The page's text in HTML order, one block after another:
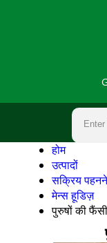
होम
उत्पादों
सक्रिय पहनने
मेन्स हूडिज़
पुरुषों की